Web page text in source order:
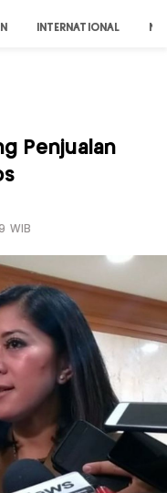
INTERNATIONAL
Penjualan
WIB